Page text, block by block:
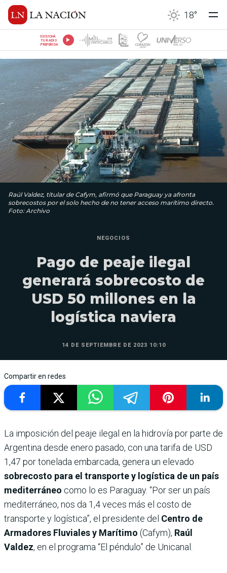
18°
ESCUCHÁ
TU RADIO
PREFERIDA
Raúl Valdez, titular de Cafym, afirmó que Paraguay ya afronta
sobrecostos por el solo hecho de no tener acceso marítimo directo.
Foto: Archivo
NEGOCIOS
Pago de peaje ilegal
generará sobrecosto de
USD 50 millones en la
logística naviera
14 DE SEPTIEMBRE DE 2023 10:10
Compartir en redes
La imposición del peaje ilegal en la hidrovía por parte de
Argentina desde enero pasado, con una tarifa de USD
1,47 por tonelada embarcada, genera un elevado
sobrecosto para el transporte y logística de un país
mediterráneo como lo es Paraguay. “Por ser un país
mediterráneo, nos da 1,4 veces más el costo de
transporte y logística”, el presidente del Centro de
Armadores Fluviales y Marítimo (Cafym), Raúl
Valdez, en el programa “El péndulo” de Unicanal.